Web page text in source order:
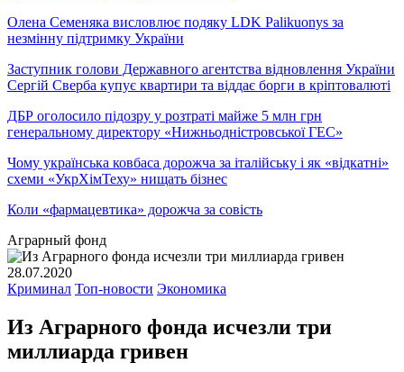
Олена Семеняка висловлює подяку LDK Palikuonys за
незмінну підтримку України
Заступник голови Державного агентства відновлення України
Сергій Сверба купує квартири та віддає борги в кріптовалюті
ДБР оголосило підозру у розтраті майже 5 млн грн
генеральному директору «Нижньодністровської ГЕС»
Чому українська ковбаса дорожча за італійську і як «відкатні»
схеми «УкрХімТеху» нищать бізнес
Коли «фармацевтика» дорожча за совість
Аграрный фонд
28.07.2020
Криминал Топ-новости Экономика
Из Аграрного фонда исчезли три
миллиарда гривен